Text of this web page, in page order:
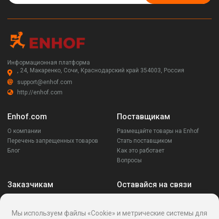
Информационная платформа
, 24, Макаренко, Сочи, Краснодарский край 354003, Россия
support@enhof.com
http://enhof.com
Enhof.com
О компании
Перечень запрещенных товаров
Блог
Поставщикам
Размещайте товары на Enhof
Стать поставщиком
Как это работает
Вопросы
Заказчикам Оставайся на связи
Мы используем файлы «Cookie» и метрические системы для